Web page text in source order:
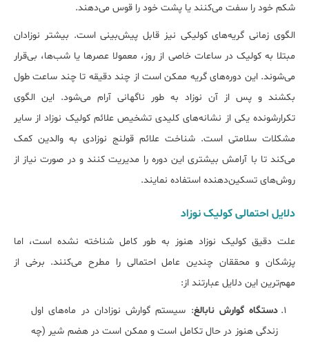
شکم خود را سفت می‌کنند یا پشت خود را قوس می‌دهند.
الگوی زمانی گریه‌های کولیکی نیز قابل پیش‌بینی است. بیشتر نوزادان
مبتلا به کولیک در ساعات خاصی از روز، معمولا عصرها یا شب‌ها، بی‌قرار
می‌شوند. این دوره‌های گریه ممکن است از چند دقیقه تا چند ساعت طول
بکشند و پس از آن نوزاد به طور ناگهانی آرام می‌شود. این الگوی
تکرارشونده یکی از نشانه‌های کلیدی تشخیص علائم کولیک نوزاد از سایر
مشکلات سلامتی است. شناخت علائم قولنج نوزادی به والدین کمک
می‌کند تا با آرامش بیشتری این دوره را مدیریت کنند و در صورت نیاز از
روش‌های تسکین‌دهنده استفاده نمایند.
دلایل احتمالی کولیک نوزاد
علت دقیق کولیک نوزاد هنوز به طور کامل شناخته نشده است، اما
پزشکان و محققان چندین عامل احتمالی را مطرح می‌کنند. برخی از
مهم‌ترین این دلایل عبارتند از:
دستگاه گوارش نابالغ: سیستم گوارش نوزادان در ماه‌های اول
زندگی هنوز در حال تکامل است و ممکن است در هضم شیر (چه